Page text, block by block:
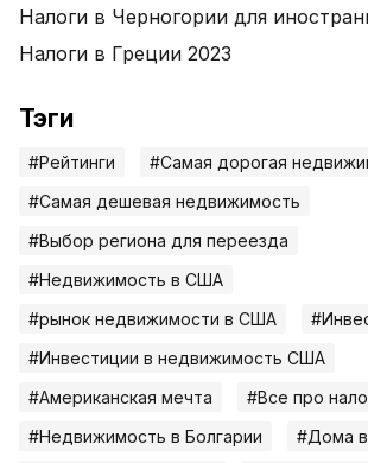
Налоги в Черногории для
Налоги в Греции 2023
Тэги
#Рейтинги
#Самая дорогая
#Самая дешевая недвижимость
#Выбор региона для переезда
#Недвижимость в США
#рынок недвижимости в США
#Инвестиции в недвижимость США
#Американская мечта
#Все про
#Недвижимость в Болгарии
#Дома в